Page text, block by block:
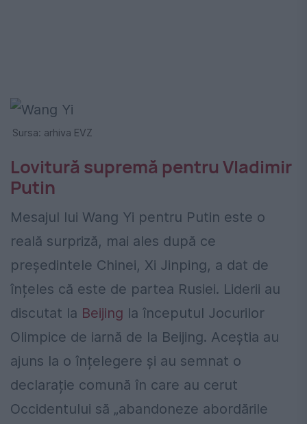
Sursa: arhiva EVZ
Lovitură supremă pentru Vladimir
Putin
Mesajul lui Wang Yi pentru Putin este o
reală surpriză, mai ales după ce
președintele Chinei, Xi Jinping, a dat de
înțeles că este de partea Rusiei. Liderii au
discutat la Beijing la începutul Jocurilor
Olimpice de iarnă de la Beijing. Aceștia au
ajuns la o înțelegere și au semnat o
declarație comună în care au cerut
Occidentului să „abandoneze abordările